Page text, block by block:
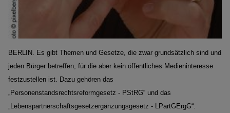
BERLIN. Es gibt Themen und Gesetze, die zwar grundsätzlich sind und
jeden Bürger betreffen, für die aber kein öffentliches Medieninteresse
festzustellen ist. Dazu gehören das
„Personenstandsrechtsreformgesetz - PStRG“ und das
„Lebenspartnerschaftsgesetzergänzungsgesetz - LPartGErgG“.